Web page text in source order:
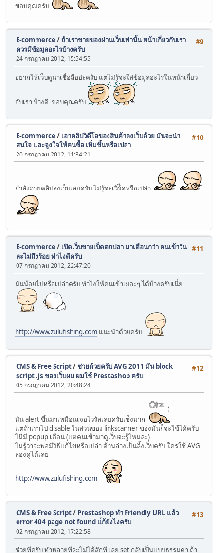
ขอบคุณครับ
#9
E-commerce/ ถ้าเราขายของผ่านเว็บเท่านั้น หน้าเกี่ยวกับเรา
ควรมีข้อมูลอะไรบ้างครับ
24 กรกฎาคม 2012, 15:54:55
อยากให้เว็บดูน่าเชื่อถืออ่ะครับ แต่ไม่รู้จะใส่ข้อมูลอะไรในหน้าเกี่ยว
กับเรา บ้างดี ขอบคุณครับ
#10
E-commerce/ เอาคลิปวิดีโอของสินค้าลงเว็บด้วย มันจะน่า
สนใจ และจูงใจให้คนซื้อ เพิ่มขึ้นหรือเปล่า
20 กรกฎาคม 2012, 11:34:21
กำลังถ่ายคลิปลงเว็บเลยครับ ไม่รู้จะเวิร์ีคหรือเปล่า
#11
E-commerce/ เปิดเว็บขายเบ็ดตกปลา มาเดือนกว่า คนเข้าวัน
ละไม่ถึงร้อย ทำไงดีครับ
07 กรกฎาคม 2012, 22:47:20
มันน้อยไปหรือเปล่าครับ ทำไงให้คนเข้าเยอะๆ ได้บ้างครับเนี่ย
http://www.zulufishing.com แนะนำด้วยครับ
#12
CMS & Free Script/ ช่วยด้วยครับ AVG 2011 มัน block
script .js ของเว็บผม ผมใช้ Prestashop ครับ
05 กรกฎาคม 2012, 20:48:24
มัน alert ขึ้นมาเหมือนเจอไวรัสเลยครับเซ็งมาก
แต่ถ้าเราไป disable ในส่วนของ linkscanner ของมันก็จะใช้ได้ครับ
ไมีมี popup เตือน (แต่คนเข้ามาดูเว็บจะรู้ไหมล่ะ)
ไม่รู้ว่าจะพอมีวิธีแก้ไขหรือเปล่า ด้านล่างเป็นลิ้งเว็บครับ ใครใช้ AVG
ลองดูได้เลย
http://www.zulufishing.com
#13
CMS & Free Script/ Prestashop ทำ Friendly URL แล้ว
error 404 page not found แ้ก้ยังไงครับ
02 กรกฎาคม 2012, 17:22:58
ช่วยทีครับ ทำหลายทีละไม่ได้สักที เลย set กลับเป็นแบบธรรมดา ถ้า